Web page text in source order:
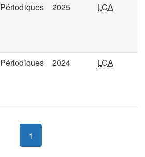
Périodiques 2025 LCA
Périodiques 2024 LCA
1